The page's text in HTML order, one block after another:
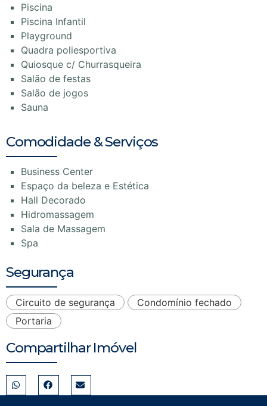
Piscina
Piscina Infantil
Playground
Quadra poliesportiva
Quiosque c/ Churrasqueira
Salão de festas
Salão de jogos
Sauna
Comodidade & Serviços
Business Center
Espaço da beleza e Estética
Hall Decorado
Hidromassagem
Sala de Massagem
Spa
Segurança
Circuito de segurança
Condomínio fechado
Portaria
Compartilhar Imóvel